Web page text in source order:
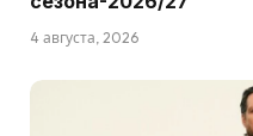
4 августа, 2026